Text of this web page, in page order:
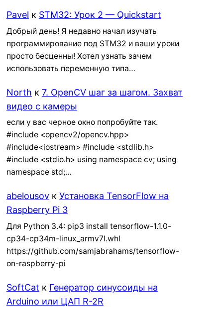
Pavel к STM32: Урок 2 — Quickstart
Добрый день! Я недавно начал изучать
программирование под STM32 и ваши уроки
просто бесценны! Хотел узнать зачем
использовать переменную типа…
North к 7. OpenCV шаг за шагом. Захват
видео с камеры
если у вас черное окно попробуйте так.
#include <opencv2/opencv.hpp>
#include<iostream> #include <stdlib.h>
#include <stdio.h> using namespace cv; using
namespace std;…
abelousovк Установка TensorFlow на
Raspberry Pi 3
Для Python 3.4: pip3 install tensorflow-1.1.0-
cp34-cp34m-linux_armv7l.whl
https://github.com/samjabrahams/tensorflow-
on-raspberry-pi
SoftCat к Генератор синусоиды на
Arduino или ЦАП R-2R